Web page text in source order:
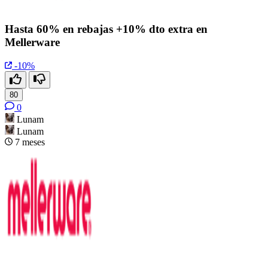
Hasta 60% en rebajas +10% dto extra en
Mellerware
-10%
80
0
Lunam
Lunam
7 meses